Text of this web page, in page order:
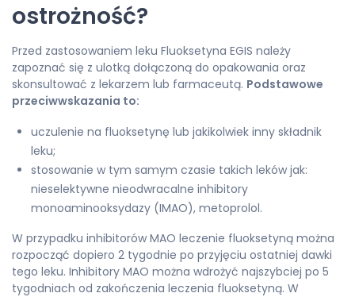
ostrożność?
Przed zastosowaniem leku Fluoksetyna EGIS należy
zapoznać się z ulotką dołączoną do opakowania oraz
skonsultować z lekarzem lub farmaceutą. Podstawowe
przeciwwskazania to:
uczulenie na fluoksetynę lub jakikolwiek inny składnik
leku;
stosowanie w tym samym czasie takich leków jak:
nieselektywne nieodwracalne inhibitory
monoaminooksydazy (IMAO), metoprolol.
W przypadku inhibitorów MAO leczenie fluoksetyną można
rozpocząć dopiero 2 tygodnie po przyjęciu ostatniej dawki
tego leku. Inhibitory MAO można wdrożyć najszybciej po 5
tygodniach od zakończenia leczenia fluoksetyną. W